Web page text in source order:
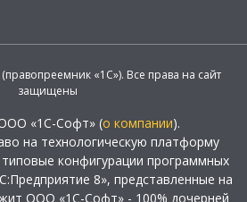
«1С»). Все права на сайт
защищены
«1С-Софт» (о компании).
на технологическую платформу
конфигурации программных
8», представленные на
ООО «1С-Софт» - 100% дочерней